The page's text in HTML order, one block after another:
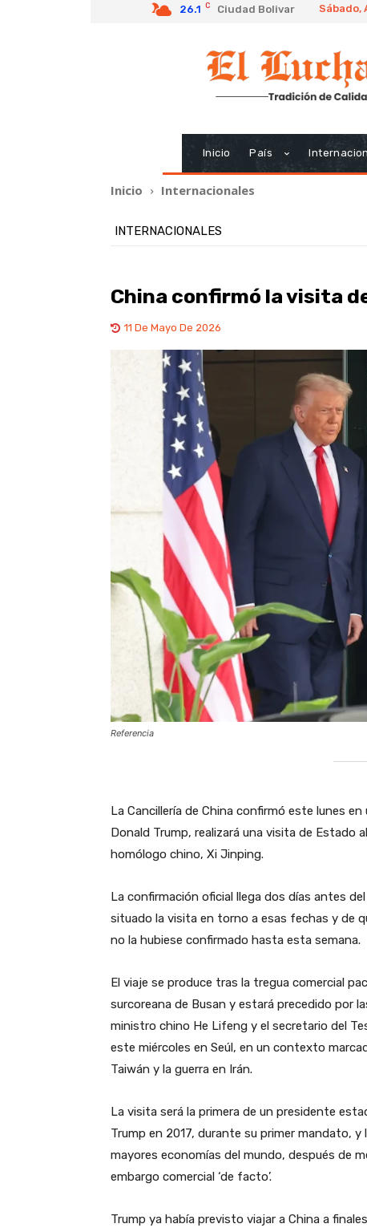
26.1 C Ciudad Bolivar Sábado,
Inicio País
Inicio Internacionales
INTERNACIONALES
China confirmó la visita
11 De Mayo De 2026
Referencia
La Cancillería de China confirmó este lunes
Donald Trump, realizará una visita de Estado
homólogo chino, Xi Jinping.
La confirmación oficial llega dos días antes
situado la visita en torno a esas fechas y de
no la hubiese confirmado hasta esta semana.
El viaje se produce tras la tregua comercial
surcoreana de Busan y estará precedido por
ministro chino He Lifeng y el secretario del
este miércoles en Seúl, en un contexto
Taiwán y la guerra en Irán.
La visita será la primera de un presidente
Trump en 2017, durante su primer mandato,
mayores economías del mundo, después de
embargo comercial ‘de facto’.
Trump ya había previsto viajar a China a